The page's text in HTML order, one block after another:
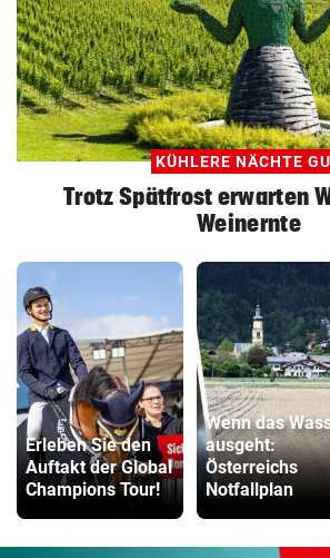
KÜHLERE NÄCHTE
Trotz Spätfrost erwarten
Weinernte
Erleben Sie den
Auftakt der Global
Champions Tour!
Wenn das
ausgeht:
Österreichs
Notfallplan